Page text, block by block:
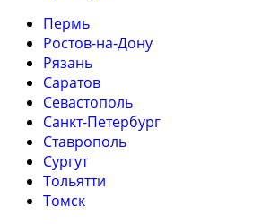
Пермь
Ростов-на-Дону
Рязань
Саратов
Севастополь
Санкт-Петербург
Ставрополь
Сургут
Тольятти
Томск